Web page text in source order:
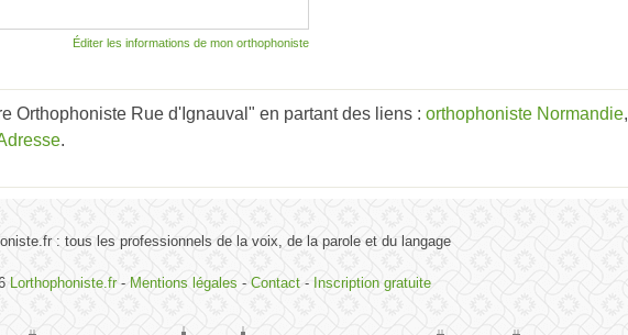
Éditer les informations de mon orthophoniste
Orthophoniste Rue d'Ignauval" en partant des liens : orthophoniste Normandie,
.
: tous les professionnels de la voix, de la parole et du langage
Lorthophoniste.fr - Mentions légales - Contact- Inscription gratuite